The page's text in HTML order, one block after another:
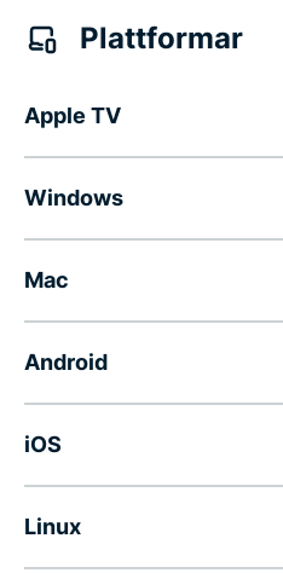
Plattformar
Apple TV
Windows
Mac
Android
iOS
Linux